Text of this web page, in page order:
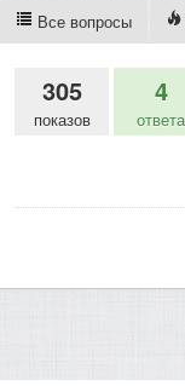
Все вопросы
305
показов
4
ответа